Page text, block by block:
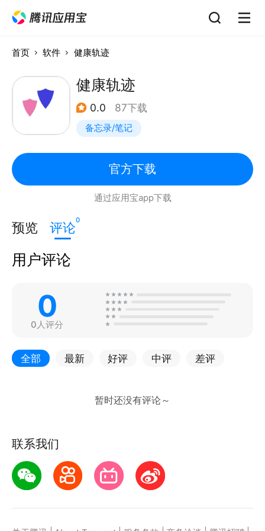
首页 软件 健康轨迹
健康轨迹
0.0 87下载
备忘录/笔记
官方下载
通过应用宝app下载
预览 评论0
用户评论
0
0人评分
全部 最新 好评 中评 差评
联系我们